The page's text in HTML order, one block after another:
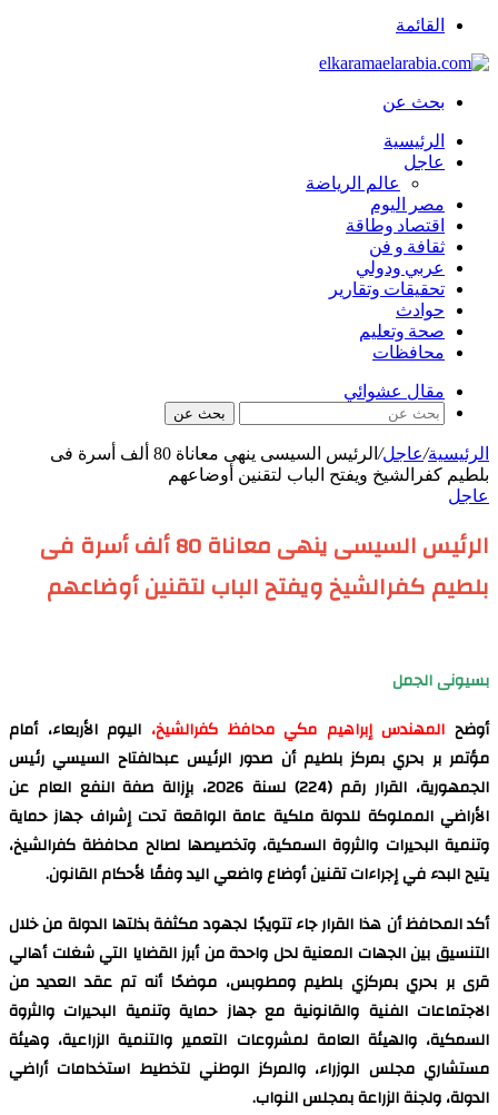
القائمة
بحث عن
الرئيسية
عاجل
عالم الرياضة
مصر اليوم
اقتصاد وطاقة
ثقافة و فن
عربي ودولي
تحقيقات وتقارير
حوادث
صحة وتعليم
محافظات
مقال عشوائي
بحث عن
الرئيسية/عاجل/
الرئيس السيسى ينهى معاناة 80 ألف أسرة فى
بلطيم كفرالشيخ ويفتح الباب لتقنين أوضاعهم
عاجل
الرئيس السيسى ينهى معاناة 80 ألف أسرة فى
بلطيم كفرالشيخ ويفتح الباب لتقنين أوضاعهم
بسيونى الجمل
أوضح المهندس إبراهيم مكي محافظ كفرالشيخ، اليوم الأربعاء، أمام
مؤتمر بر بحري بمركز بلطيم أن صدور الرئيس عبدالفتاح السيسي رئيس
الجمهورية، القرار رقم (224) لسنة 2026، بإزالة صفة النفع العام عن
الأراضي المملوكة للدولة ملكية عامة الواقعة تحت إشراف جهاز حماية
وتنمية البحيرات والثروة السمكية، وتخصيصها لصالح محافظة كفرالشيخ،
يتيح البدء في إجراءات تقنين أوضاع واضعي اليد وفقًا لأحكام القانون.
أكد المحافظ أن هذا القرار جاء تتويجًا لجهود مكثفة بذلتها الدولة من خلال
التنسيق بين الجهات المعنية لحل واحدة من أبرز القضايا التي شغلت أهالي
قرى بر بحري بمركزي بلطيم ومطوبس، موضحًا أنه تم عقد العديد من
الاجتماعات الفنية والقانونية مع جهاز حماية وتنمية البحيرات والثروة
السمكية، والهيئة العامة لمشروعات التعمير والتنمية الزراعية، وهيئة
مستشاري مجلس الوزراء، والمركز الوطني لتخطيط استخدامات أراضي
الدولة، ولجنة الزراعة بمجلس النواب.